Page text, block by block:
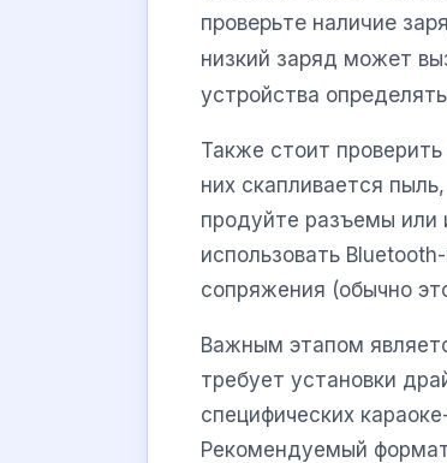
проверьте наличие
низкий заряд может
устройства
Также стоит
них скапливается
продуйте разъемы или
использовать
сопряжения (обычно
Важным этапом
требует установки
специфических
Рекомендуемый